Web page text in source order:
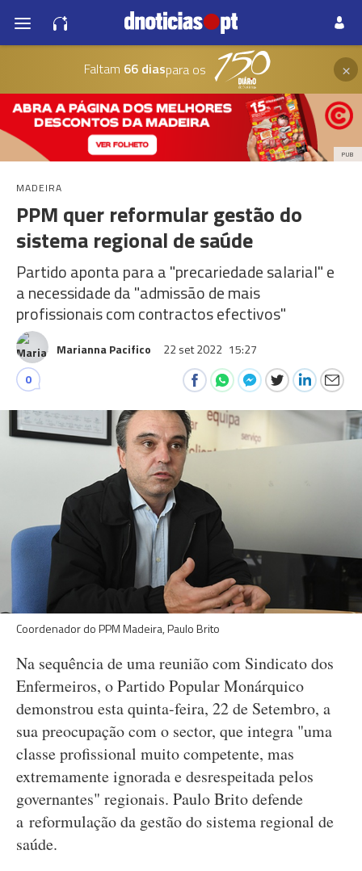
Faltam 66 diaspara os ×
PUB
MADEIRA
PPM quer reformular gestão do
sistema regional de saúde
Partido aponta para a "precariedade salarial" e
a necessidade da "admissão de mais
profissionais com contractos efectivos"
Marianna Pacifico 22 set 2022 15:27
0
Coordenador do PPM Madeira, Paulo Brito
Na sequência de uma reunião com Sindicato dos
Enfermeiros, o Partido Popular Monárquico
demonstrou esta quinta-feira, 22 de Setembro, a
sua preocupação com o sector, que integra "uma
classe profissional muito competente, mas
extremamente ignorada e desrespeitada pelos
governantes" regionais. Paulo Brito defende
a reformulação da gestão do sistema regional de
saúde.